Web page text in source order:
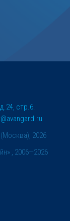
2026
стр.6.
, 2006—2026